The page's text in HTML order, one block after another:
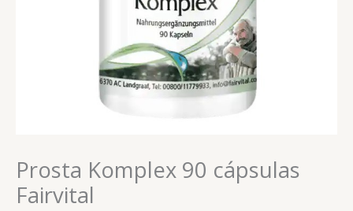
Prosta Komplex 90 cápsulas
Fairvital